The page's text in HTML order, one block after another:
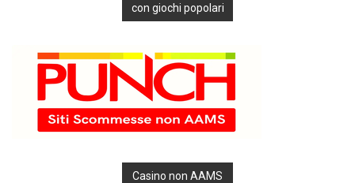
con giochi popolari
Casino non AAMS